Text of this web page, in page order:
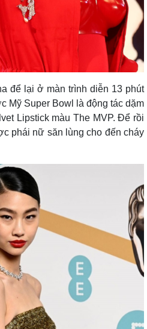
để lại ở màn trình diễn 13 phút
Mỹ Super Bowl là động tác dặm
Lipstick màu The MVP. Để rồi
phái nữ săn lùng cho đến cháy